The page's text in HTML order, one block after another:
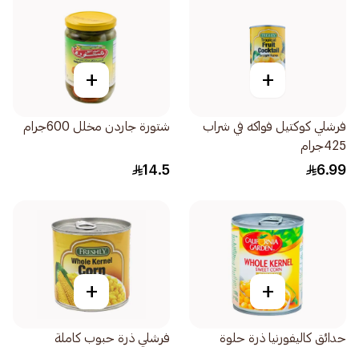
+
فرشلي كوكتيل فواكه في شراب
425جرام
6.99
+
شتورة جاردن مخلل 600جرام
14.5
+
حدائق كاليفورنيا ذرة حلوة
+
فرشلي ذرة حبوب كاملة